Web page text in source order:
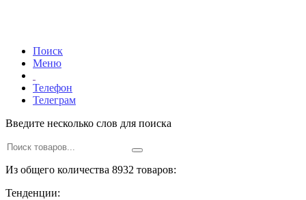
Поиск
Меню
Телефон
Телеграм
Введите несколько слов для поиска
Из общего количества 8932 товаров:
Тенденции: